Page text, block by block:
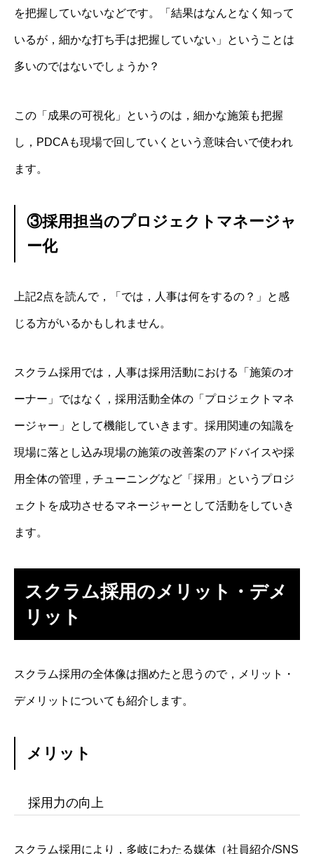
を把握していないなどです。「結果はなんとなく知って
いるが，細かな打ち手は把握していない」ということは
多いのではないでしょうか？
この「成果の可視化」というのは，細かな施策も把握
し，PDCAも現場で回していくという意味合いで使われ
ます。
③採用担当のプロジェクトマネージャ
ー化
上記2点を読んで，「では，人事は何をするの？」と感
じる方がいるかもしれません。
スクラム採用では，人事は採用活動における「施策のオ
ーナー」ではなく，採用活動全体の「プロジェクトマネ
ージャー」として機能していきます。採用関連の知識を
現場に落とし込み現場の施策の改善案のアドバイスや採
用全体の管理，チューニングなど「採用」というプロジ
ェクトを成功させるマネージャーとして活動をしていき
ます。
スクラム採用のメリット・デメ
リット
スクラム採用の全体像は掴めたと思うので，メリット・
デメリットについても紹介します。
メリット
採用力の向上
スクラム採用により，多岐にわたる媒体（社員紹介/SNS